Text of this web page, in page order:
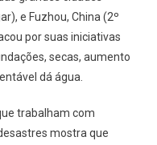
e Fuzhou, China (2º
por suas iniciativas
secas, aumento
dá água.
trabalham com
mostra que